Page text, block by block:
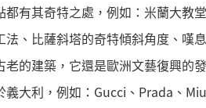
有其奇特之處，例如：米蘭大教
、比薩斜塔的奇特傾斜角度、嘆
的建築，它還是歐洲文藝復興的
大利，例如：Gucci、Prada、